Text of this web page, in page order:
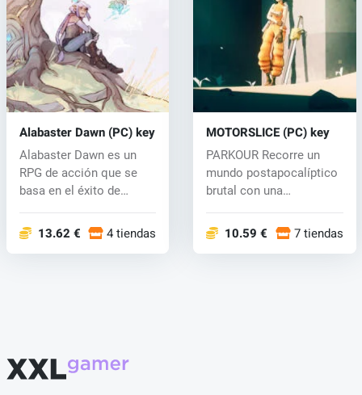
Alabaster Dawn (PC) key
Alabaster Dawn es un
RPG de acción que se
basa en el éxito de
13.62 € 4 tiendas
MOTORSLICE (PC) key
PARKOUR Recorre un
mundo postapocalíptico
brutal con una
10.59 € 7 tiendas